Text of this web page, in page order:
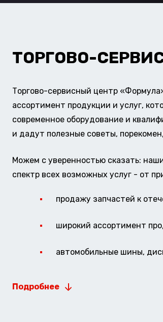
ТОРГОВО-
Торгово-сервисный центр
ассортимент продукции и услуг,
современное оборудование и
и дадут полезные советы,
Можем с уверенностью сказать:
спектр всех возможных услуг - от
продажу запчастей к
широкий ассортимент
автомобильные шины,
Подробнее